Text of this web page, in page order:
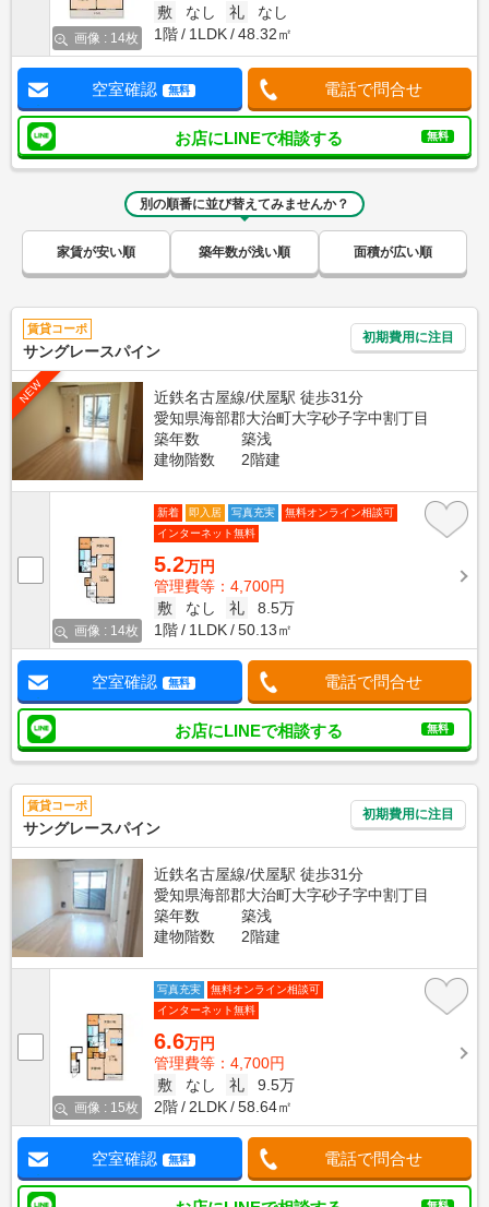
画像 : 14枚
敷
なし 礼
なし
1階
1LDK 48.32㎡
空室確認 無料 電話で問合せ
お店にLINEで相談する 無料
別の順番に並び替えてみませんか？
家賃が安い順 築年数が浅い順 面積が広い順
賃貸コーポ
サングレースパイン
初期費用に注目
NEW
近鉄名古屋線/伏屋駅 徒歩31分
愛知県海部郡大治町大字砂子字中割丁目
築年数
築浅
建物階数
2階建
画像 : 14枚
新着 即入居 写真充実
無料オンライン相談可
インターネット無料
5.2万円
管理費等：4,700円
敷
なし 礼
8.5万
1階
1LDK 50.13㎡
空室確認 無料 電話で問合せ
お店にLINEで相談する 無料
賃貸コーポ
サングレースパイン
初期費用に注目
近鉄名古屋線/伏屋駅 徒歩31分
愛知県海部郡大治町大字砂子字中割丁目
築年数
築浅
建物階数
2階建
画像 : 15枚
写真充実
無料オンライン相談可
インターネット無料
6.6万円
管理費等：4,700円
敷
なし 礼
9.5万
2階
2LDK 58.64㎡
空室確認 無料 電話で問合せ